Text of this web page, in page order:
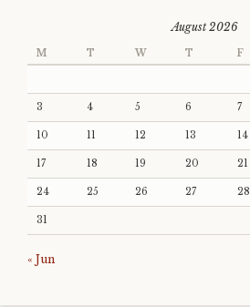
August 2026
M T W T F
3 4 5 6 7
10 11 12 13 14
17 18 19 20 21
24 25 26 27 28
31
« Jun